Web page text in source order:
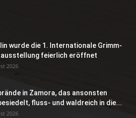
wurde die 1. Internationale Grimm-
feierlich eröffnet
2026
in Zamora, das ansonsten
fluss- und waldreich in die...
2026